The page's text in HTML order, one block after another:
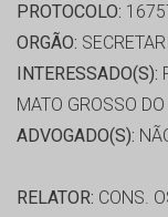
PROTOCOLO:
ORGÃO:
INTERESSADO(S):
MATO GROSSO
ADVOGADO(S):
RELATOR: CONS.